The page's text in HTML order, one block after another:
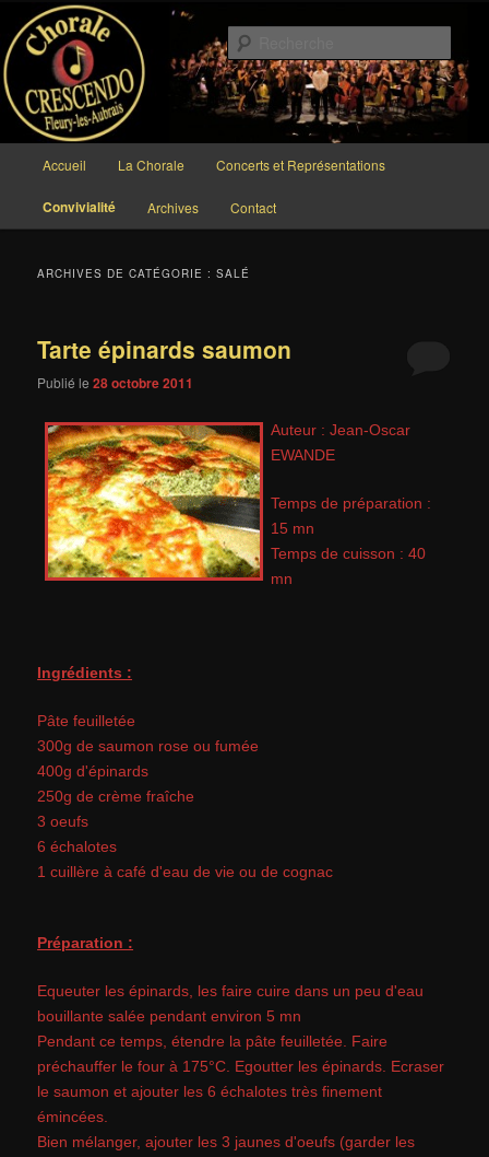
au
contenu
principal
au
contenu
secondaireChorale CRESCENDO
principal
Accueil La Chorale Concerts et Représentations
Convivialité Archives Contact
ARCHIVES DE CATÉGORIE :SALÉ
Tarte épinards saumon
Publié le28 octobre 2011
Auteur : Jean-Oscar
EWANDE
Temps de préparation :
15 mn
Temps de cuisson : 40
mn
Ingrédients :
Pâte feuilletée
300g de saumon rose ou fumée
400g d'épinards
250g de crème fraîche
3 oeufs
6 échalotes
1 cuillère à café d'eau de vie ou de cognac
Préparation :
Equeuter les épinards, les faire cuire dans un peu d'eau
bouillante salée pendant environ 5 mn
Pendant ce temps, étendre la pâte feuilletée. Faire
préchauffer le four à 175°C. Egoutter les épinards. Ecraser
le saumon et ajouter les 6 échalotes très finement
émincées.
Bien mélanger, ajouter les 3 jaunes d'oeufs (garder les